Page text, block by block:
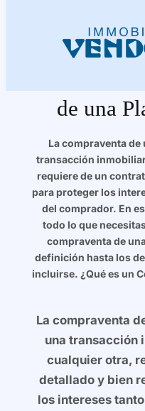
Guía
de una
La compraventa de
transacción
requiere de un
para proteger los
del comprador. En
todo lo que
compraventa de
definición hasta los
incluirse. ¿Qué es un
La compraventa
una transacción
cualquier otra,
detallado y bien
los intereses